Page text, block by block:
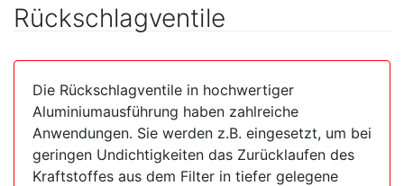
Rückschlagventile
Die Rückschlagventile in hochwertiger
Aluminiumausführung haben zahlreiche
Anwendungen. Sie werden z.B. eingesetzt, um bei
geringen Undichtigkeiten das Zurücklaufen des
Kraftstoffes aus dem Filter in tiefer gelegene